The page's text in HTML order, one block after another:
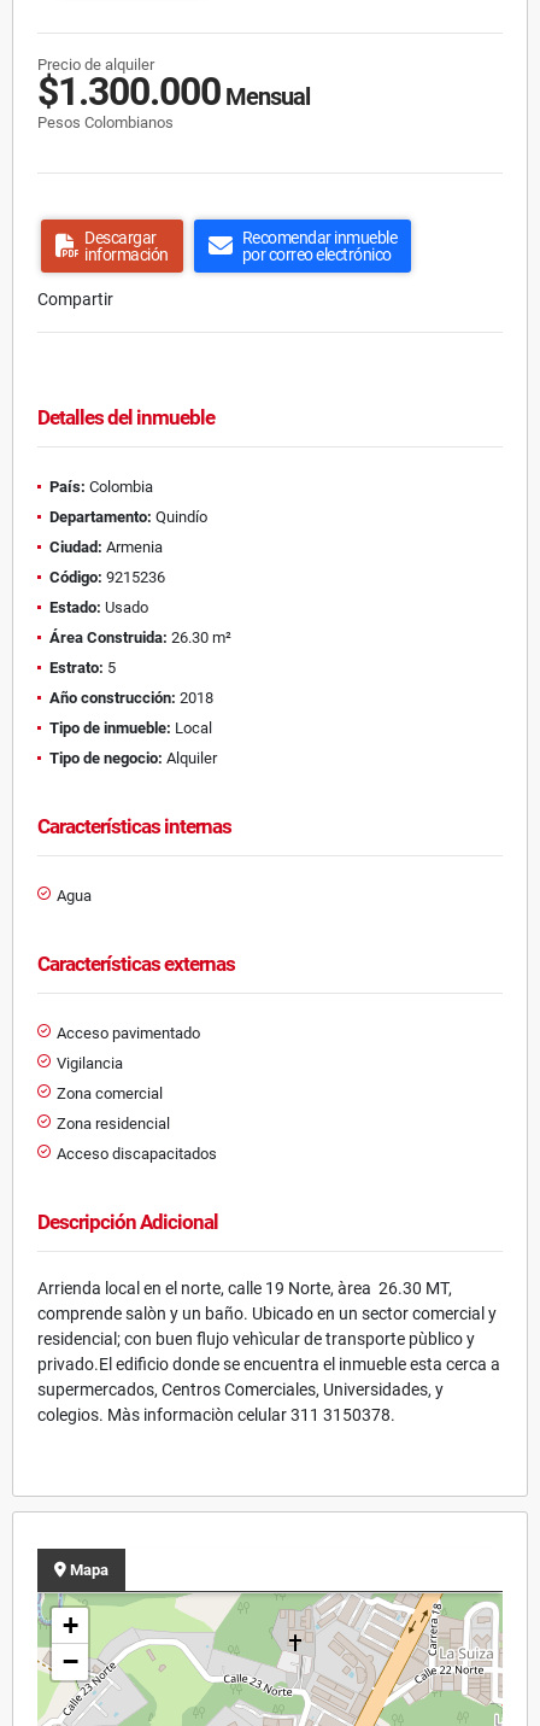
Precio de alquiler
$1.300.000 Mensual
Pesos Colombianos
Descargar
información
Recomendar inmueble
por correo electrónico
Compartir
Detalles del inmueble
País: Colombia
Departamento: Quindío
Ciudad: Armenia
Código: 9215236
Estado: Usado
Área Construida: 26.30 m²
Estrato: 5
Año construcción: 2018
Tipo de inmueble: Local
Tipo de negocio: Alquiler
Características internas
Agua
Características externas
Acceso pavimentado
Vigilancia
Zona comercial
Zona residencial
Acceso discapacitados
Descripción Adicional
Arrienda local en el norte, calle 19 Norte, àrea 26.30 MT,
comprende salòn y un baño. Ubicado en un sector comercial y
residencial; con buen flujo vehìcular de transporte pùblico y
privado.El edificio donde se encuentra el inmueble esta cerca a
supermercados, Centros Comerciales, Universidades, y
colegios. Màs informaciòn celular 311 3150378.
Mapa
+
−